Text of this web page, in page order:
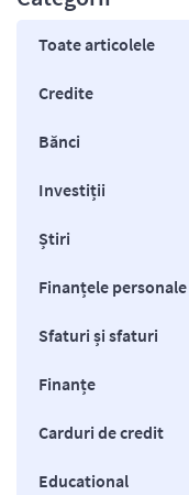
Toate articolele
Credite
Bănci
Investiții
Știri
Finanțele personale
Sfaturi și sfaturi
Finanțe
Carduri de credit
Educational